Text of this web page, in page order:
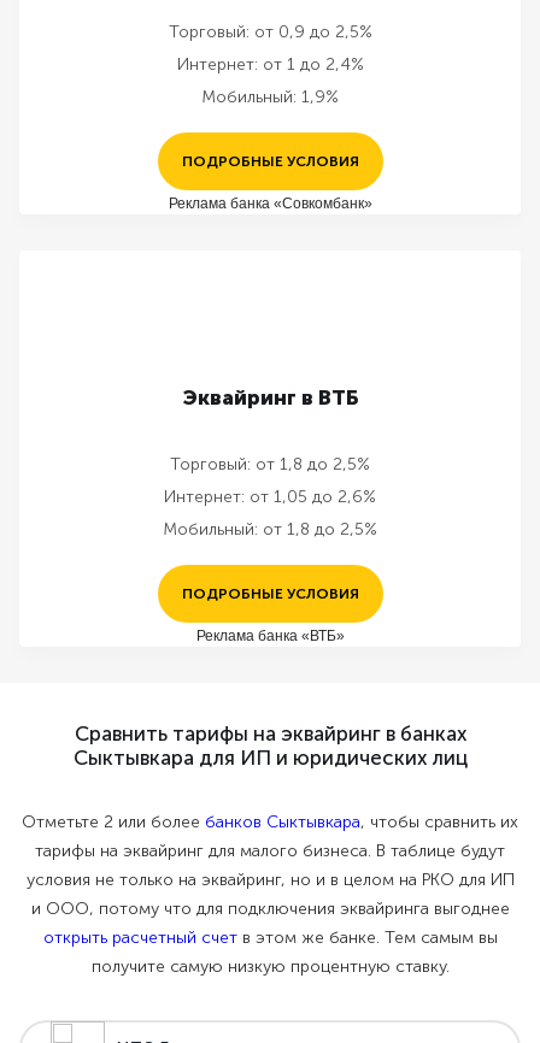
Торговый: от 0,9 до 2,5%
Интернет: от 1 до 2,4%
Мобильный: 1,9%
ПОДРОБНЫЕ УСЛОВИЯ
Реклама банка «Совкомбанк»
Эквайринг в ВТБ
Торговый: от 1,8 до 2,5%
Интернет: от 1,05 до 2,6%
Мобильный: от 1,8 до 2,5%
ПОДРОБНЫЕ УСЛОВИЯ
Реклама банка «ВТБ»
Сравнить тарифы на эквайринг в банках
Сыктывкара для ИП и юридических лиц
Отметьте 2 или более банков Сыктывкара, чтобы сравнить их
тарифы на эквайринг для малого бизнеса. В таблице будут
условия не только на эквайринг, но и в целом на РКО для ИП
и ООО, потому что для подключения эквайринга выгоднее
открыть расчетный счетв этом же банке. Тем самым вы
получите самую низкую процентную ставку.